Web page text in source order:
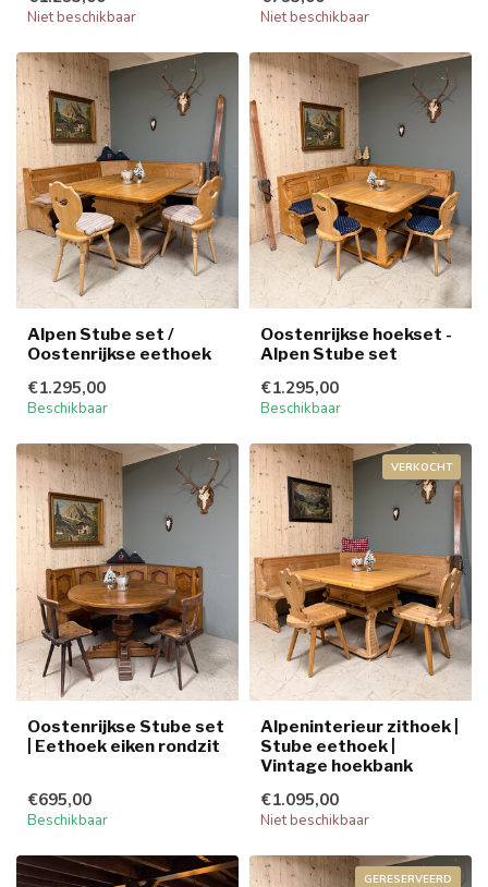
Niet beschikbaar Niet beschikbaar
Alpen Stube set /
Oostenrijkse eethoek
€1.295,00
Beschikbaar
Oostenrijkse hoekset -
Alpen Stube set
€1.295,00
Beschikbaar
Oostenrijkse Stube set
| Eethoek eiken rondzit
€695,00
Beschikbaar
VERKOCHT
Alpeninterieur zithoek |
Stube eethoek |
Vintage hoekbank
€1.095,00
Niet beschikbaar
GERESERVEERD